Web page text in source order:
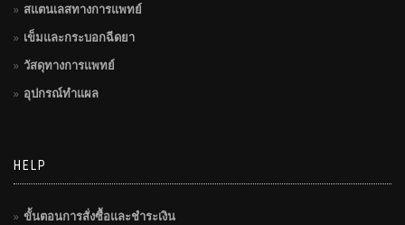
สแตนเลสทางการแพทย์
เข็มและกระบอกฉีดยา
วัสดุทางการแพทย์
อุปกรณ์ทำแผล
HELP
ขั้นตอนการสั่งซื้อและชำระเงิน